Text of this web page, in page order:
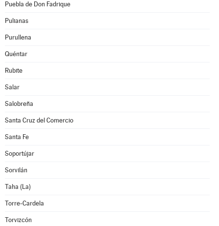
Puebla de Don Fadrique
Pulianas
Purullena
Quéntar
Rubite
Salar
Salobreña
Santa Cruz del Comercio
Santa Fe
Soportújar
Sorvilán
Taha (La)
Torre-Cardela
Torvizcón